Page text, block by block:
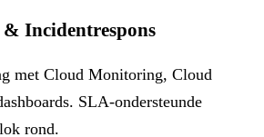
Incidentrespons
met Cloud Monitoring, Cloud
SLA-ondersteunde
rond.